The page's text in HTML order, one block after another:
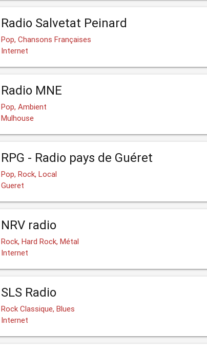
Radio Salvetat Peinard
Pop, Chansons Françaises
Internet
Radio MNE
Pop, Ambient
Mulhouse
RPG - Radio pays de Guéret
Pop, Rock, Local
Gueret
NRV radio
Rock, Hard Rock, Métal
Internet
SLS Radio
Rock Classique, Blues
Internet